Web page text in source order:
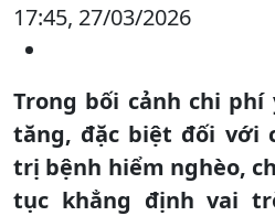
17:45, 27/03/2026
Trong bối cảnh chi
tăng, đặc biệt đối với
trị bệnh hiểm nghèo,
tục khẳng định vai